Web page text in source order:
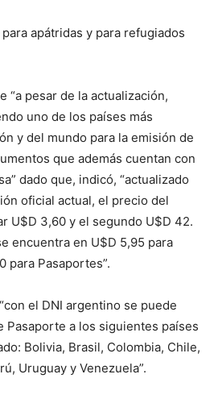
apátridas y para refugiados
“a pesar de la actualización,
uno de los países más
y del mundo para la emisión de
que además cuentan con
dado que, indicó, “actualizado
oficial actual, el precio del
U$D 3,60 y el segundo U$D 42.
encuentra en U$D 5,95 para
para Pasaportes”.
el DNI argentino se puede
Pasaporte a los siguientes países
Bolivia, Brasil, Colombia, Chile,
Uruguay y Venezuela”.